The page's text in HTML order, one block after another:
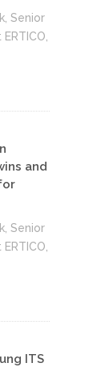
Senior
and
Senior
ITS